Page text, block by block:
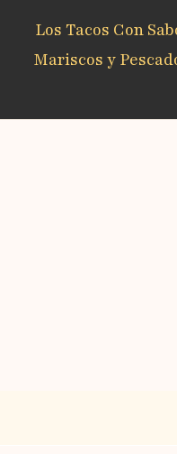
Los Tacos Con
Mariscos y